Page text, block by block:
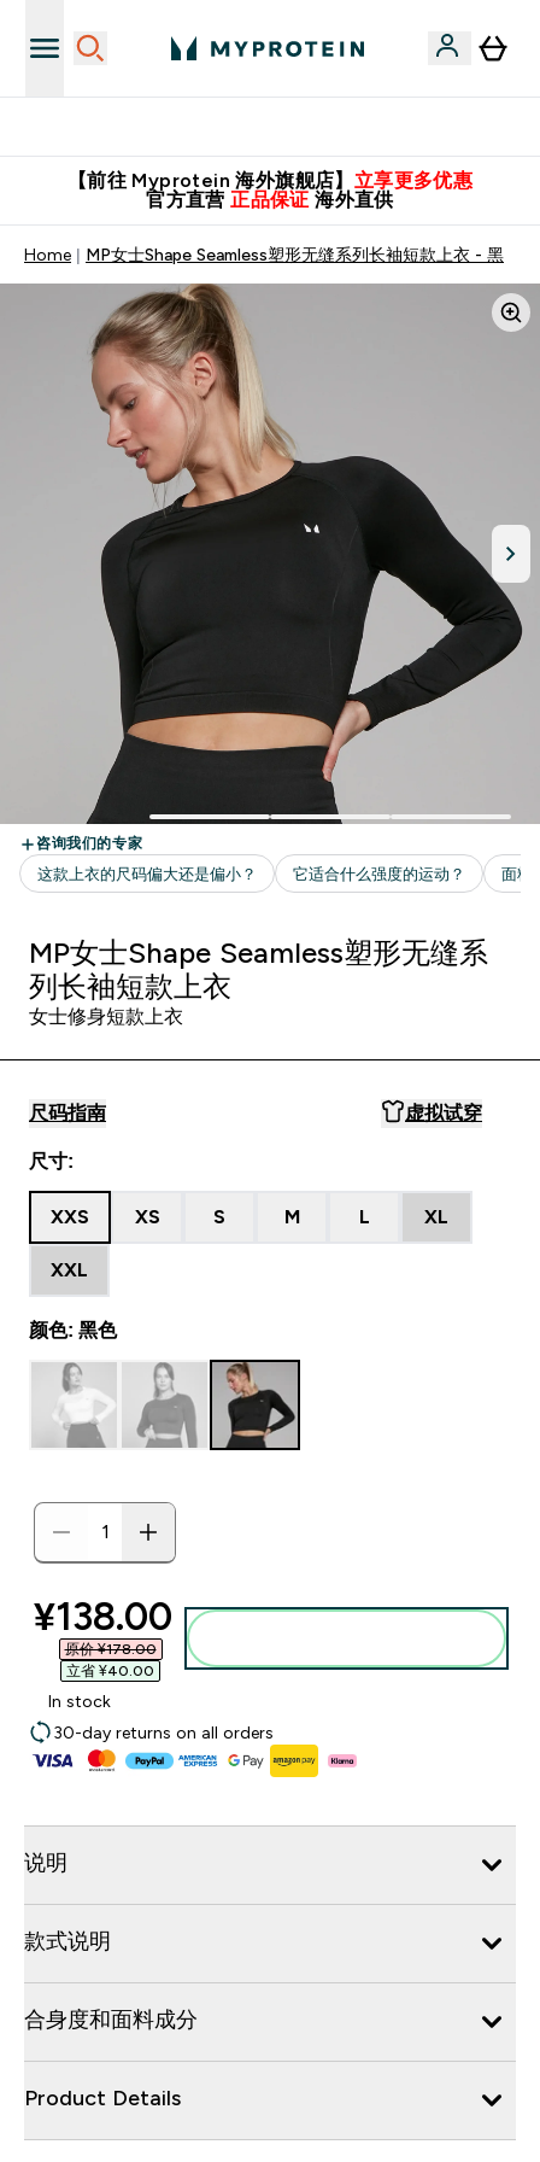
【前往 Myprotein 海外旗舰店】 立享更多优惠
官方直营 正品保证 海外直供
Home MP女士Shape Seamless塑形无缝系列长袖短款上衣 - 黑
MP女士Shape Seamless塑形无缝系
列长袖短款上衣
女士修身短款上衣
尺码指南 虚拟试穿
尺寸:
XXS XS S M L XL
XXL
颜色: 黑色
discounted price
¥138.00‎
原价 ¥178.00‎
立省 ¥40.00‎
In stock
30-day returns on all orders
说明
款式说明
合身度和面料成分
Product Details